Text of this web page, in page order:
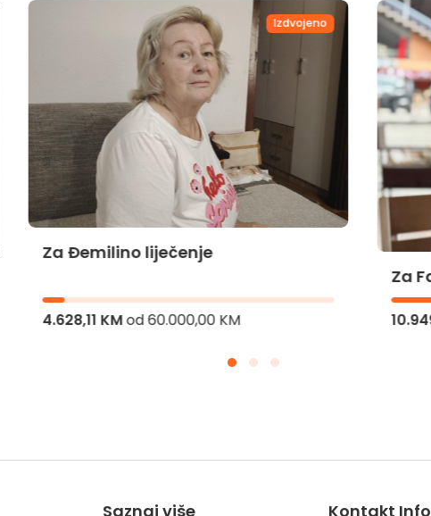
Izdvojeno
10.949,08 KMod50.000,00 KM
Saznaj više Kontakt Info